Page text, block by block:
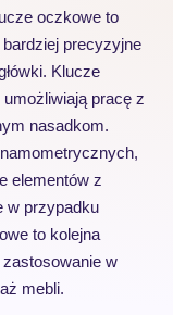
oczkowe to
precyzyjne
Klucze
pracę z
nasadkom.
elementów z
w przypadku
to kolejna
w
mebli.